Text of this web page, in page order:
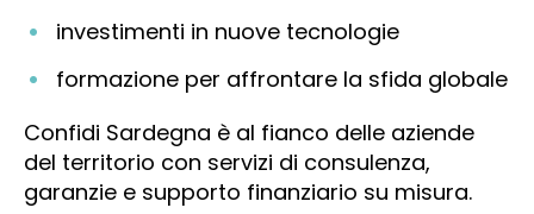
investimenti in nuove tecnologie
formazione per affrontare la sfida globale
Confidi Sardegna è al fianco delle aziende
del territorio con servizi di consulenza,
garanzie e supporto finanziario su misura.